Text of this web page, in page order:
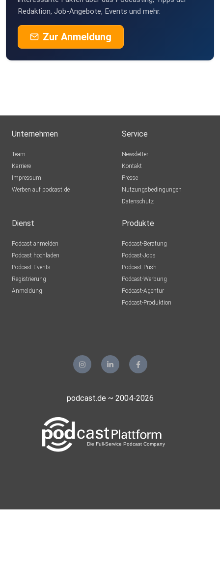
Redaktion, Job-Angebote, Events und mehr.
Zur Anmeldung
Unternehmen
Team
Karriere
Impressum
Werben auf podcast.de
Service
Newsletter
Kontakt
Presse
Nutzungsbedingungen
Datenschutz
Dienst
Podcast anmelden
Podcast hochladen
Podcast-Events
Registrierung
Anmeldung
Produkte
Podcast-Beratung
Podcast-Jobs
Podcast-Push
Podcast-Werbung
Podcast-Agentur
Podcast-Produktion
podcast.de ~ 2004-2026